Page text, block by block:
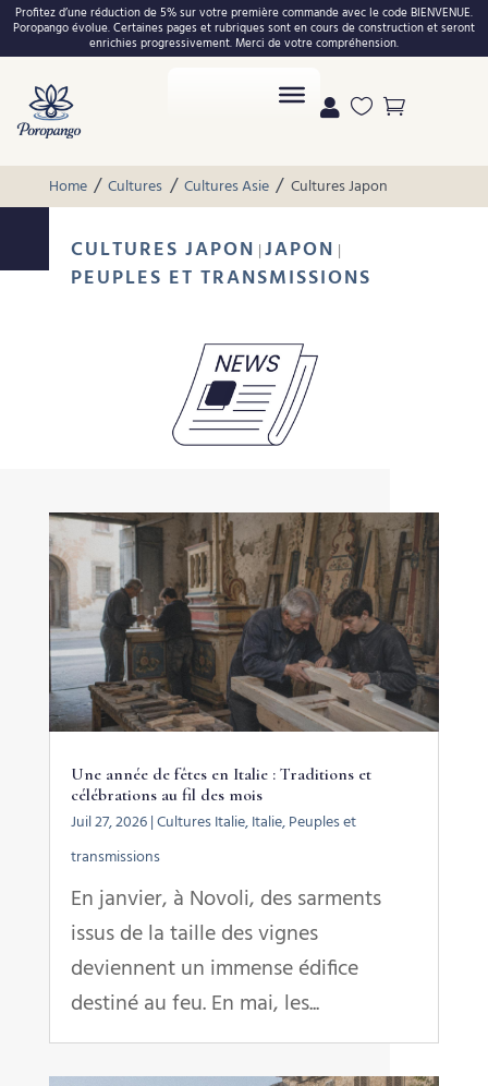
Profitez d’une réduction de 5% sur votre première commande avec le code BIENVENUE.
Poropango évolue. Certaines pages et rubriques sont en cours de construction et seront
enrichies progressivement. Merci de votre compréhension.
  
Home / Cultures / Cultures Asie / Cultures Japon
CULTURES JAPON |JAPON |
PEUPLES ET TRANSMISSIONS
Une année de fêtes en Italie : Traditions et
célébrations au fil des mois
Juil 27, 2026|Cultures Italie,Italie,Peuples et
transmissions
En janvier, à Novoli, des sarments
issus de la taille des vignes
deviennent un immense édifice
destiné au feu. En mai, les...